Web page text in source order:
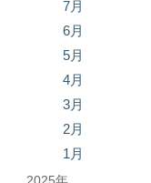
7月
6月
5月
4月
3月
2月
1月